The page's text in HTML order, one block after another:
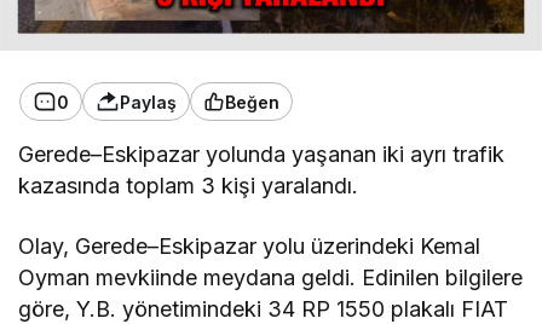
0 Paylaş Beğen
Gerede–Eskipazar yolunda yaşanan iki ayrı trafik
kazasında toplam 3 kişi yaralandı.
Olay, Gerede–Eskipazar yolu üzerindeki Kemal
Oyman mevkiinde meydana geldi. Edinilen bilgilere
göre, Y.B. yönetimindeki 34 RP 1550 plakalı FIAT